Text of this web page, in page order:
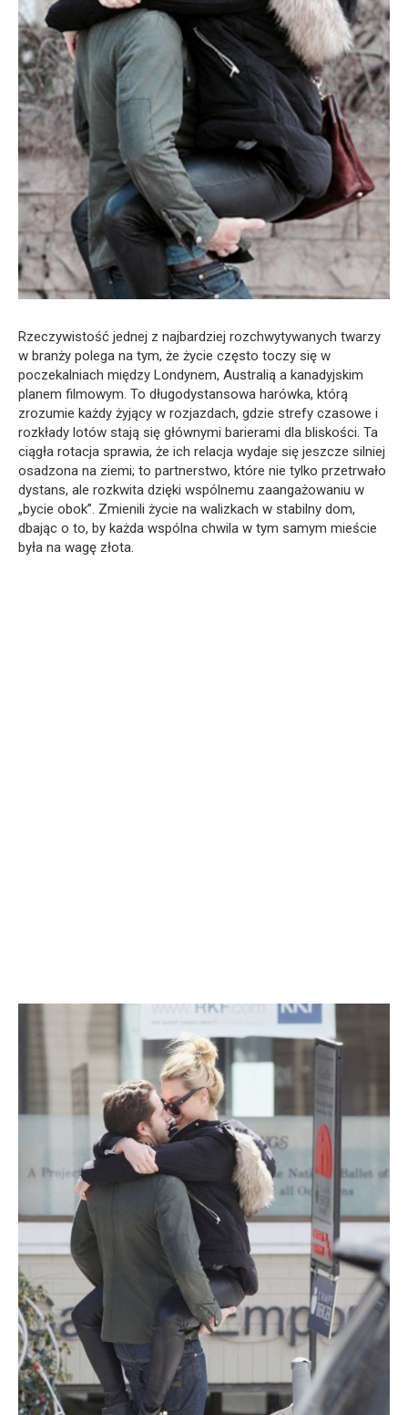
Rzeczywistość jednej z najbardziej rozchwytywanych twarzy
w branży polega na tym, że życie często toczy się w
poczekalniach między Londynem, Australią a kanadyjskim
planem filmowym. To długodystansowa harówka, którą
zrozumie każdy żyjący w rozjazdach, gdzie strefy czasowe i
rozkłady lotów stają się głównymi barierami dla bliskości. Ta
ciągła rotacja sprawia, że ich relacja wydaje się jeszcze silniej
osadzona na ziemi; to partnerstwo, które nie tylko przetrwało
dystans, ale rozkwita dzięki wspólnemu zaangażowaniu w
„bycie obok”. Zmienili życie na walizkach w stabilny dom,
dbając o to, by każda wspólna chwila w tym samym mieście
była na wagę złota.